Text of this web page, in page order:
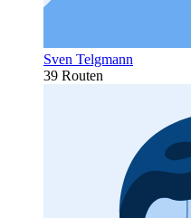
Sven Telgmann
39 Routen